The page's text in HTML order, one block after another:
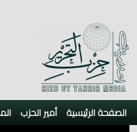
الصفحة الرئيسية أمير الحزب